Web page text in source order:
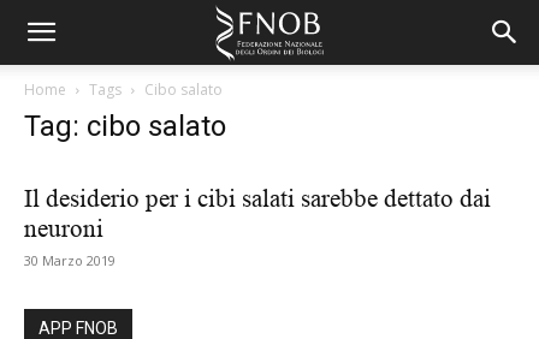
Home Tags Cibo salato
Tag: cibo salato
Il desiderio per i cibi salati sarebbe dettato dai
neuroni
30 Marzo 2019
APP FNOB